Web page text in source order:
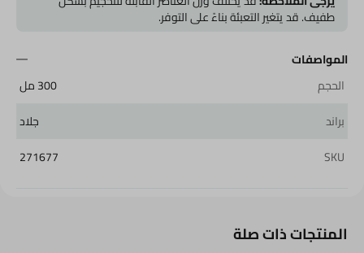
طفيف. قد يتغير التعبئة بناءً على التوفر.
المواصفات
الحجم
300 مل
براند
جلاد
SKU
271677
المنتجات ذات صلة